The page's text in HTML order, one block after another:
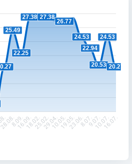
25.49
22.25
27.38 27.38
26.77
24.53
22.94
20.53
24.53
20.27
8.09.16.09.18.02.25.02.29.04.10.05.19.05.23.06.8.07.9.07.10.07.16.07.